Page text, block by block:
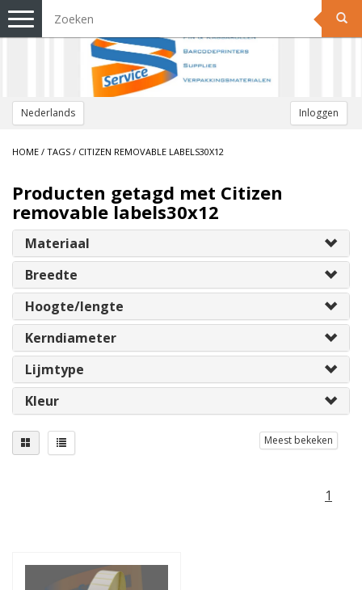
Nederlands Inloggen
Toggle
navigation
HOME / TAGS / CITIZEN REMOVABLE LABELS30X12
Producten getagd met Citizen
removable labels30x12
Materiaal
Breedte
Hoogte/lengte
Kerndiameter
Lijmtype
Kleur
Meest bekeken
1